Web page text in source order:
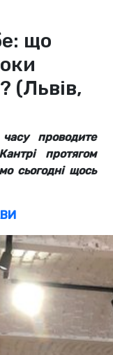
що
(Львів,
проводите
протягом
сьогодні щось